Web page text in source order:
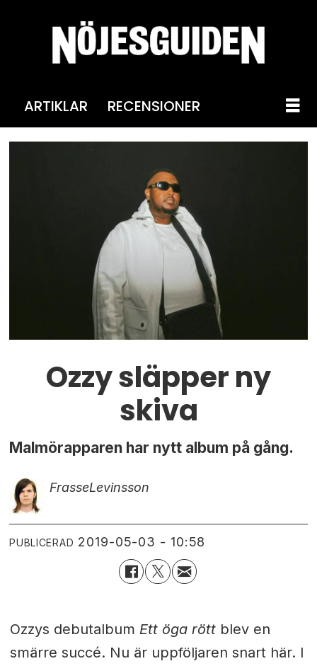
ARTIKLAR RECENSIONER
Ozzy släpper ny
skiva
Malmörapparen har nytt album på gång.
FrasseLevinsson
PUBLICERAD 2019-05-03 - 10:58
Ozzys debutalbum Ett öga rött blev en
smärre succé. Nu är uppföljaren snart här. I